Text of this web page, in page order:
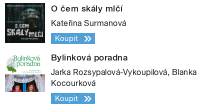
O čem skály mlčí
Kateřina Surmanová
Koupit
Bylinková poradna
Jarka Rozsypalová-Vykoupilová, Blanka
Kocourková
Koupit